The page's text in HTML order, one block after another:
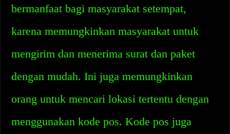
bermanfaat bagi masyarakat setempat,
karena memungkinkan masyarakat untuk
mengirim dan menerima surat dan paket
dengan mudah. Ini juga memungkinkan
orang untuk mencari lokasi tertentu dengan
menggunakan kode pos. Kode pos juga